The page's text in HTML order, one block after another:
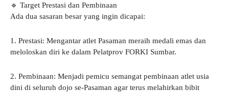
🔹 Target Prestasi dan Pembinaan
Ada dua sasaran besar yang ingin dicapai:
1. Prestasi: Mengantar atlet Pasaman meraih medali emas dan
meloloskan diri ke dalam Pelatprov FORKI Sumbar.
2. Pembinaan: Menjadi pemicu semangat pembinaan atlet usia
dini di seluruh dojo se-Pasaman agar terus melahirkan bibit